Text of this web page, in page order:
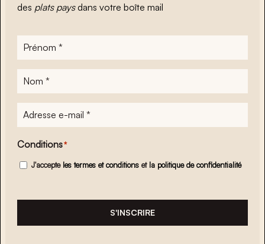
des plats paysdans votre boîte mail
Prénom
Nom
Adresse
e-
mail*
Conditions*
J'accepte les termes et conditions et la politique de confidentialité
S'INSCRIRE